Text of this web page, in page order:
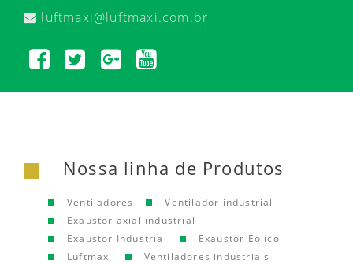
luftmaxi@luftmaxi.com.br
Nossa linha de Produtos
Ventiladores
Ventilador industrial
Exaustor axial industrial
Exaustor Industrial
Exaustor Eolico
Luftmaxi
Ventiladores industriais